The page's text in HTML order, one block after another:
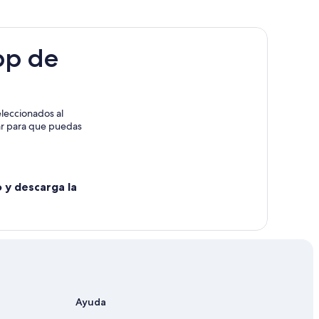
de
al
para que puedas
y descarga la
Ayuda